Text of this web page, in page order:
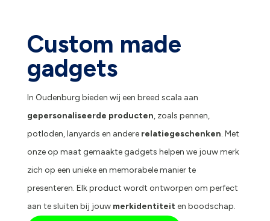
Custom made
gadgets
In Oudenburg bieden wij een breed scala aan
gepersonaliseerde producten, zoals pennen,
potloden, lanyards en andere relatiegeschenken. Met
onze op maat gemaakte gadgets helpen we jouw merk
zich op een unieke en memorabele manier te
presenteren. Elk product wordt ontworpen om perfect
aan te sluiten bij jouw merkidentiteiten boodschap.